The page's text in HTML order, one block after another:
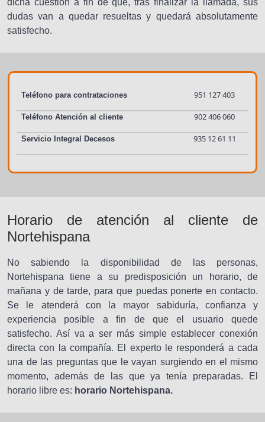
dicha cuestión a fin de que, tras finalizar la llamada, sus
dudas van a quedar resueltas y quedará absolutamente
satisfecho.
Teléfono para contrataciones 951 127 403
Teléfono Atención al cliente 902 406 060
Servicio Integral Decesos 935 12 61 11
Horario de atención al cliente de
Nortehispana
No sabiendo la disponibilidad de las personas,
Nortehispana tiene a su predisposición un horario, de
mañana y de tarde, para que puedas ponerte en contacto.
Se le atenderá con la mayor sabiduría, confianza y
experiencia posible a fin de que el usuario quede
satisfecho. Así va a ser más simple establecer conexión
directa con la compañía. El experto le responderá a cada
una de las preguntas que le vayan surgiendo en el mismo
momento, además de las que ya tenía preparadas. El
horario libre es: horario Nortehispana.